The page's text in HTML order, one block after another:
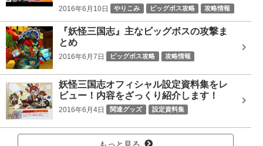
2016年6月10日 やりこみ ビッグボス攻略
攻略情報
ツチノコパンダ劉禅
ビッグボス 日ノ神
『妖怪三国志』主なビッグボスの攻撃ま
とめ
2016年6月7日 ビッグボス攻略
攻略情報
ソルカ
ノルカ ノルカソルカ
ビッグボス
プリズンブレイカー曹彰
レッドJ劉備
大魔王シブ
日ノ神
赤鬼呂布 魔王コイ
妖怪三国志オフィシャル設定資料集をレ
ビュー！内容をざっくり紹介します！
2016年6月4日 関連グッズ 設定資料集
もっと見る